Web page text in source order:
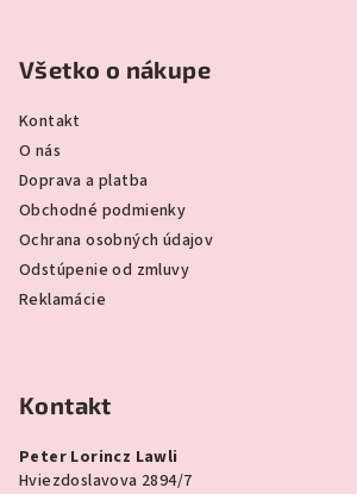
Všetko o nákupe
Kontakt
O nás
Doprava a platba
Obchodné podmienky
Ochrana osobných údajov
Odstúpenie od zmluvy
Reklamácie
Kontakt
Peter Lorincz Lawli
Hviezdoslavova 2894/7